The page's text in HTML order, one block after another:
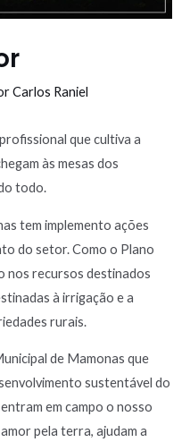
Carlos Raniel
que cultiva a
às mesas dos
todo.
tem implemento ações
do setor. Como o Plano
nos recursos destinados
à irrigação e a
rurais.
de Mamonas que
sustentável do
em campo o nosso
pela terra, ajudam a